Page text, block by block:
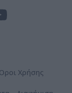
Χρήσης